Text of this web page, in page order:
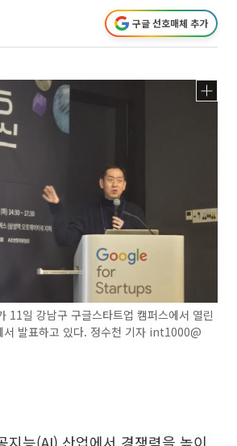
구글 선호매체 추가
11일 강남구 구글스타트업 캠퍼스에서 열린
발표하고 있다. 정수천 기자 int1000@
지능(AI) 산업에서 경쟁력을 높이